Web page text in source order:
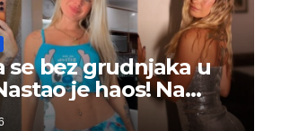
se bez grudnjaka u
je haos! Na
napale (FOTO)